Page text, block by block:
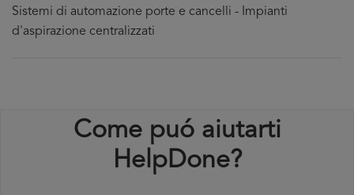
Sistemi di automazione porte e cancelli - Impianti
d'aspirazione centralizzati
Come puó aiutarti
HelpDone?